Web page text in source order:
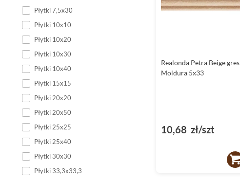
Płytki 7,5x30
Płytki 10x10
Płytki 10x20
Płytki 10x30
Płytki 10x40
Płytki 15x15
Płytki 20x20
Płytki 20x50
Płytki 25x25
Płytki 25x40
Płytki 30x30
Płytki 33,3x33,3
Realonda Petra Beige gres
Moldura 5x33
10,68 zł/szt